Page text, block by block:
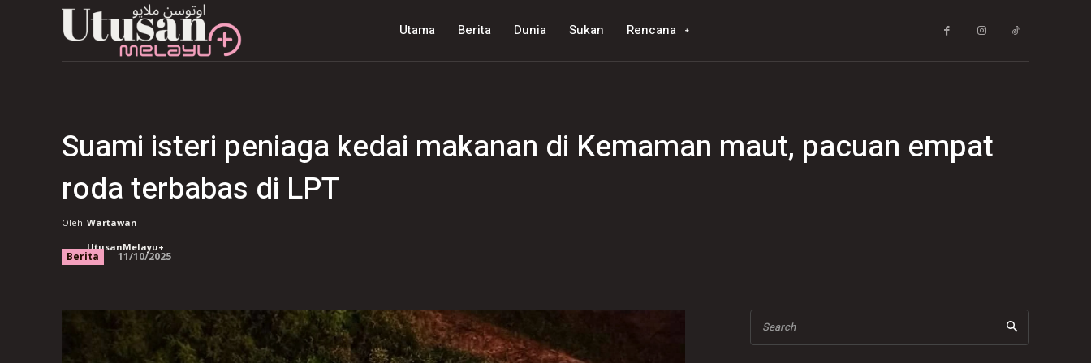
Utama Berita Dunia Sukan Rencana
Suami isteri peniaga kedai makanan di Kemaman maut, pacuan empat
roda terbabas di LPT
Oleh Wartawan
UtusanMelayu+
Berita 11/10/2025
Search